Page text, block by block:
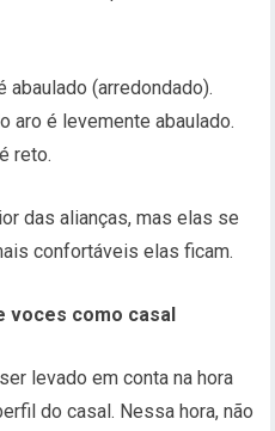
abaulado (arredondado).
aro é levemente abaulado.
reto.
das alianças, mas elas se
confortáveis elas ficam.
voces como casal
levado em conta na hora
do casal. Nessa hora, não